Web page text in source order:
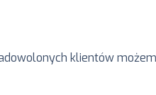
klientów